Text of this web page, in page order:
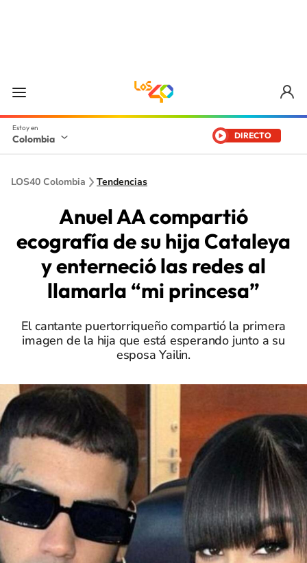
Colombia DIRECTO
LOS40 Colombia Tendencias
Anuel AA compartió
ecografía de su hija Cataleya
y enterneció las redes al
llamarla “mi princesa”
El cantante puertorriqueño compartió la primera
imagen de la hija que está esperando junto a su
esposa Yailin.